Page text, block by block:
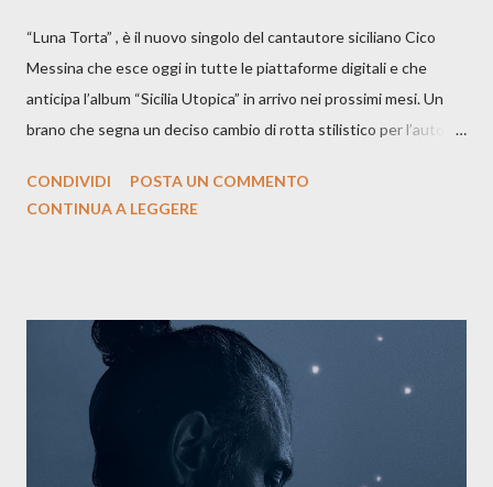
“Luna Torta” , è il nuovo singolo del cantautore siciliano Cico
Messina che esce oggi in tutte le piattaforme digitali e che
anticipa l’album “Sicilia Utopica” in arrivo nei prossimi mesi. Un
brano che segna un deciso cambio di rotta stilistico per l’autore
testo ibrido tra italiano e siciliano, e un’urgenza espressiva che
La canzone racconta la difficoltà di creare, e perfino di esistere,
sotto il peso della realtà. Ma lo fa cercando una via d’uscita, una
forma di assoluzione, nel vivere e nel suonare, nel trovare respiro
anche quando l’aria sembra farsi più densa. Il brano è anche una
dichiarazione d’intenti: Cico Messina apre il suo nuovo percorso
CONDIVIDI
POSTA UN COMMENTO
CONTINUA A LEGGERE